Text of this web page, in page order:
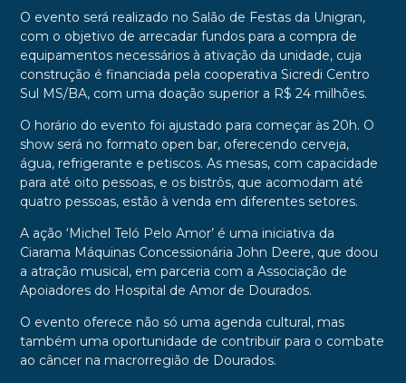
O evento será realizado no Salão de Festas da Unigran,
com o objetivo de arrecadar fundos para a compra de
equipamentos necessários à ativação da unidade, cuja
construção é financiada pela cooperativa Sicredi Centro
Sul MS/BA, com uma doação superior a R$ 24 milhões.
O horário do evento foi ajustado para começar às 20h. O
show será no formato open bar, oferecendo cerveja,
água, refrigerante e petiscos. As mesas, com capacidade
para até oito pessoas, e os bistrôs, que acomodam até
quatro pessoas, estão à venda em diferentes setores.
A ação ‘Michel Teló Pelo Amor’ é uma iniciativa da
Ciarama Máquinas Concessionária John Deere, que doou
a atração musical, em parceria com a Associação de
Apoiadores do Hospital de Amor de Dourados.
O evento oferece não só uma agenda cultural, mas
também uma oportunidade de contribuir para o combate
ao câncer na macrorregião de Dourados.